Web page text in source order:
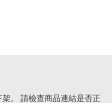
。 請檢查商品連結是否正